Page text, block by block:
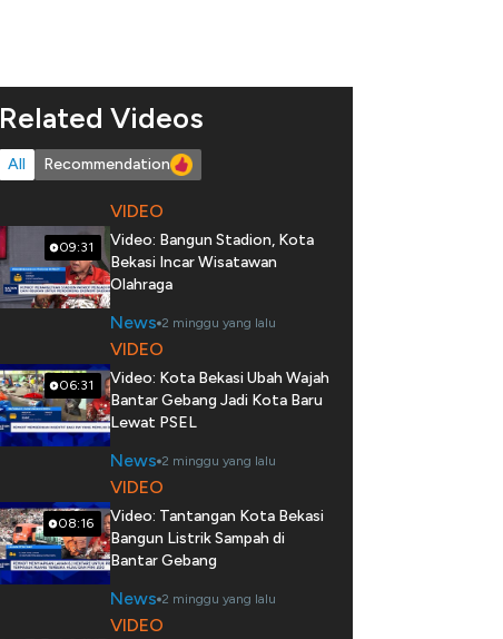
Related Videos
All Recommendation
09:31
VIDEO
Video: Bangun Stadion, Kota
Bekasi Incar Wisatawan
Olahraga
News 2 minggu yang lalu
06:31
VIDEO
Video: Kota Bekasi Ubah Wajah
Bantar Gebang Jadi Kota Baru
Lewat PSEL
News 2 minggu yang lalu
08:16
VIDEO
Video: Tantangan Kota Bekasi
Bangun Listrik Sampah di
Bantar Gebang
News 2 minggu yang lalu
VIDEO